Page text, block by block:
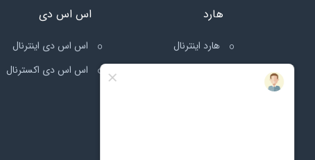
هارد
هارد اینترنال
اس اس دی
اس اس دی اینترنال
اس اس دی اکسترنال